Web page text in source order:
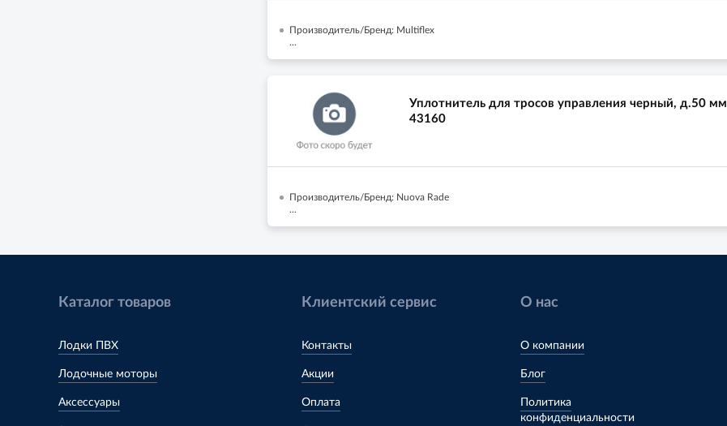
Производитель/Бренд: Multiflex
...
Уплотнитель для тросов управления черный, д.50 мм
43160
Производитель/Бренд: Nuova Rade
...
Каталог товаров
Лодки ПВХ
Лодочные моторы
Аксессуары
Клиентский сервис
Контакты
Акции
Оплата
О нас
О компании
Блог
Политика
конфиденциальности